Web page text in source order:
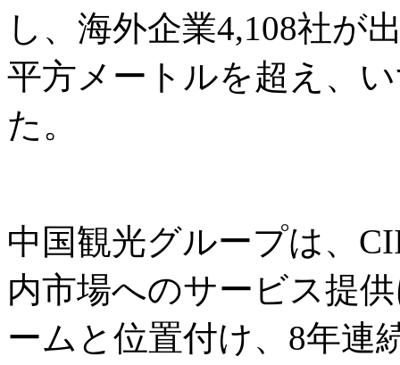
し、海外企業4,108社が
平方メートルを超え、
た。
中国観光グループは、
内市場へのサービス提
ームと位置付け、8年連